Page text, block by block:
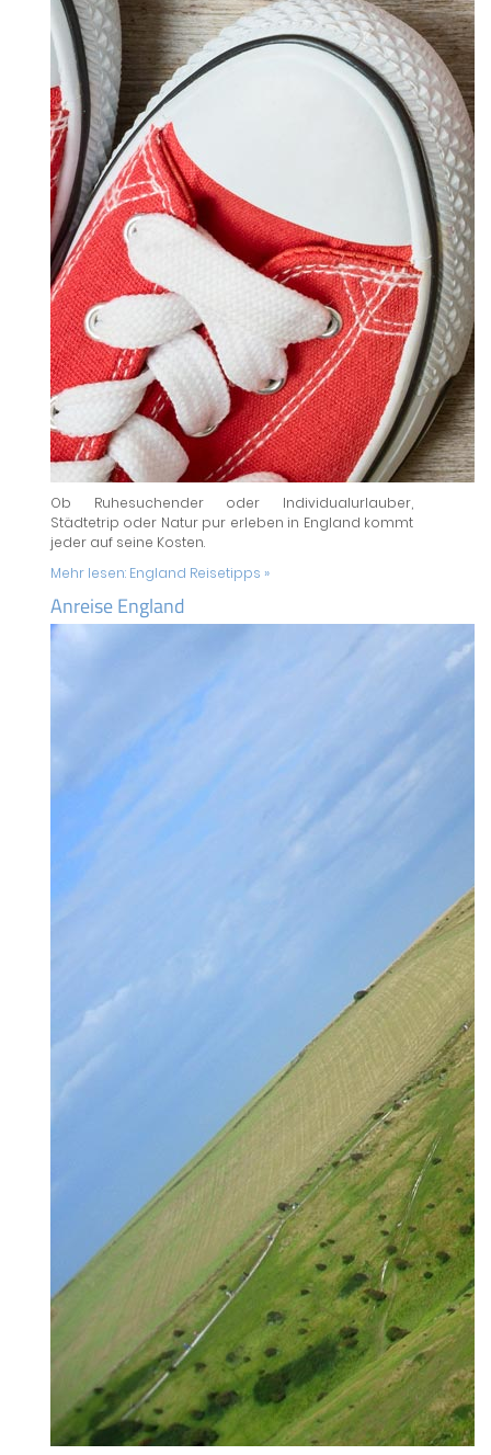
Ob Ruhesuchender oder Individualurlauber,
Städtetrip oder Natur pur erleben in England kommt
jeder auf seine Kosten.
Mehr lesen: England Reisetipps »
Anreise England